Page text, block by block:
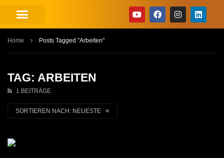
Home Posts Tagged "Arbeiten"
TAG: ARBEITEN
1 BEITRÄGE
SORTIEREN NACH: NEUESTE